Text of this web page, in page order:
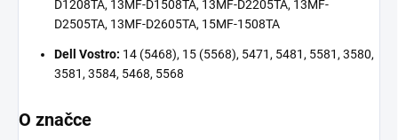
D1208TA, 13MF-D1508TA, 13MF-D2205TA, 13MF-
D2505TA, 13MF-D2605TA, 15MF-1508TA
Dell Vostro: 14 (5468), 15 (5568), 5471, 5481, 5581, 3580,
3581, 3584, 5468, 5568
O značce